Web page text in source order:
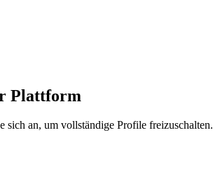
Plattform
an, um vollständige Profile freizuschalten.